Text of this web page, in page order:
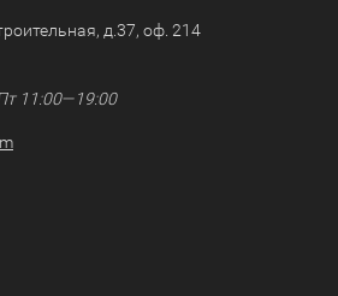
д.37, оф. 214
11:00—19:00